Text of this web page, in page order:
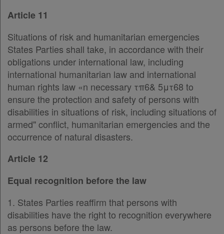
Article 11
Situations of risk and humanitarian emergencies
States Parties shall take, in accordance with their
obligations under international law, including
international humanitarian law and international
human rights law «n necessary τπ6& 5μτ68 to
ensure the protection and safety of persons with
disabilities in situations of risk, including situations of
armed" conflict, humanitarian emergencies and the
occurrence of natural disasters.
Article 12
Equal recognition before the law
1. States Parties reaffirm that persons with
disabilities have the right to recognition everywhere
as persons before the law.